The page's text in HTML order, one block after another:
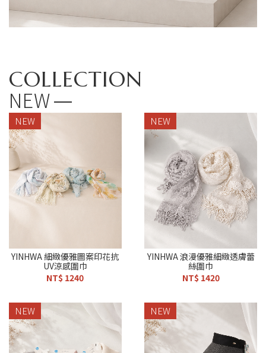
COLLECTION
NEW
NEW
YINHWA 細緻優雅圖案印花抗
UV涼感圍巾
NT$ 1240
NEW
YINHWA 浪漫優雅細緻透膚蕾
絲圍巾
NT$ 1420
NEW NEW